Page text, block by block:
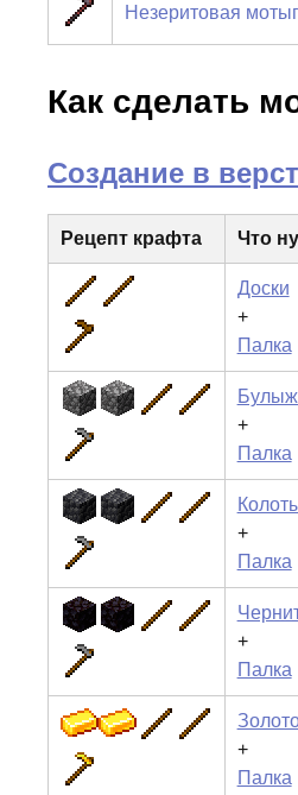
Незеритовая
Как сделать
Создание в
Рецепт крафта Что
Доски
+
Палка
+
Палка
+
Палка
+
Палка
+
Палка